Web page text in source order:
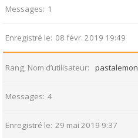
Messages 1
Enregistré le 08 févr. 2019 19:49
Rang, Nom d’utilisateur pastalemon
Messages 4
Enregistré le 29 mai 2019 9:37